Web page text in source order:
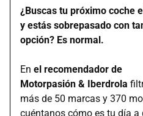
¿Buscas tu próximo coche
y estás sobrepasado con
opción? Es normal.
En el recomendador de
Motorpasión & Iberdrola
más de 50 marcas y 370
cuéntanos cómo es tu día